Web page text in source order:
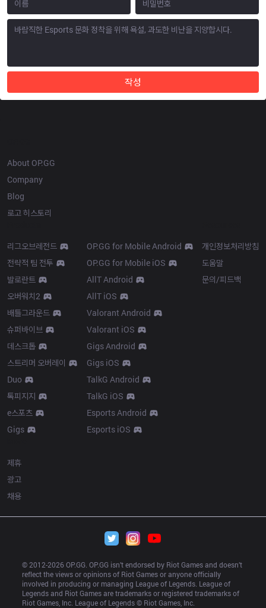
작성
About OP.GG
Company
Blog
로고 히스토리
리그오브레전드
전략적 팀 전투
발로란트
오버워치2
배틀그라운드
슈퍼바이브
데스크톱
스트리머 오버레이
Duo
톡피지지
e스포츠
Gigs
OP.GG for Mobile Android
OP.GG for Mobile iOS
AllT Android
AllT iOS
Valorant Android
Valorant iOS
Gigs Android
Gigs iOS
TalkG Android
TalkG iOS
Esports Android
Esports iOS
개인정보처리방침
도움말
문의/피드백
제휴
광고
채용
© 2012-2026 OP.GG. OP.GG isn’t endorsed by Riot Games and doesn’t
reflect the views or opinions of Riot Games or anyone officially
involved in producing or managing League of Legends. League of
Legends and Riot Games are trademarks or registered trademarks of
Riot Games, Inc. League of Legends © Riot Games, Inc.